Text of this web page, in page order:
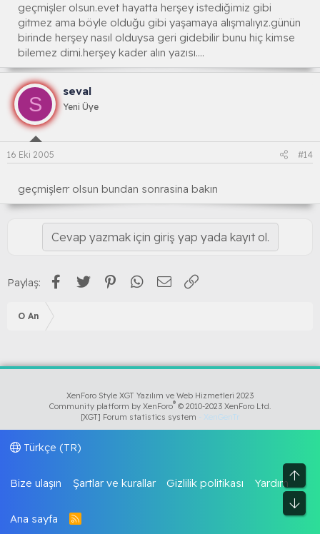
geçmişler olsun.evet hayatta herşey istediğimiz gibi
gitmez ama böyle olduğu gibi yaşamaya alışmalıyız.günün
birinde herşey nasıl olduysa geri gidebilir bunu hiç kimse
bilemez dimi.herşey kader alın yazısı....
S
seval
Yeni Üye
16 Eki 2005 #14
geçmişlerr olsun bundan sonrasina bakın
Cevap yazmak için giriş yap yada kayıt ol.
Paylaş: Facebook
Twitter PinterestWhatsApp
E-posta
O An
Üst
Alt
XenForo Style XGT Yazılım ve Web Hizmetleri 2023
Community platform by XenForo® © 2010-2023 XenForo Ltd.
[XGT] Forum statistics system - XenGenTr
Türkçe (TR)
Bize ulaşın Şartlar ve kurallar Gizlilik politikası Yardım
Ana sayfa
R